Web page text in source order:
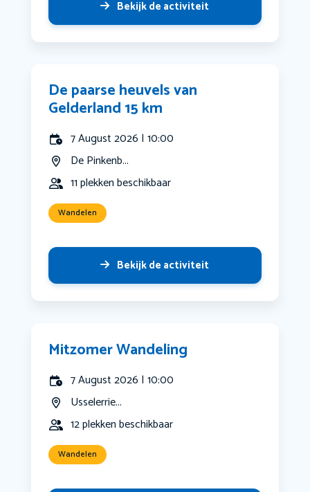
Bekijk de activiteit
De paarse heuvels van
Gelderland 15 km
7 August 2026 | 10:00
De Pinkenb...
11 plekken beschikbaar
Wandelen
Bekijk de activiteit
Mitzomer Wandeling
7 August 2026 | 10:00
Usselerrie...
12 plekken beschikbaar
Wandelen